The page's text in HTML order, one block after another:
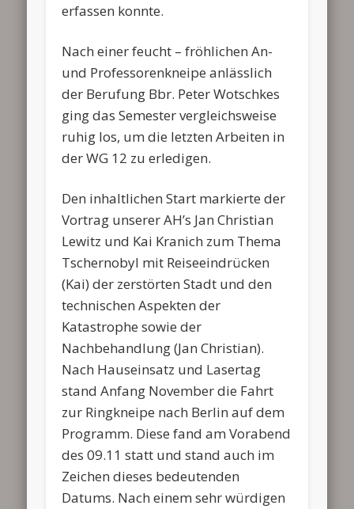
erfassen konnte.
Nach einer feucht – fröhlichen An-
und Professorenkneipe anlässlich
der Berufung Bbr. Peter Wotschkes
ging das Semester vergleichsweise
ruhig los, um die letzten Arbeiten in
der WG 12 zu erledigen.
Den inhaltlichen Start markierte der
Vortrag unserer AH’s Jan Christian
Lewitz und Kai Kranich zum Thema
Tschernobyl mit Reiseeindrücken
(Kai) der zerstörten Stadt und den
technischen Aspekten der
Katastrophe sowie der
Nachbehandlung (Jan Christian).
Nach Hauseinsatz und Lasertag
stand Anfang November die Fahrt
zur Ringkneipe nach Berlin auf dem
Programm. Diese fand am Vorabend
des 09.11 statt und stand auch im
Zeichen dieses bedeutenden
Datums. Nach einem sehr würdigen